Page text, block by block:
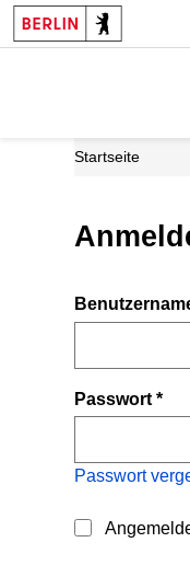
Startseite
Passwort*
Passwort